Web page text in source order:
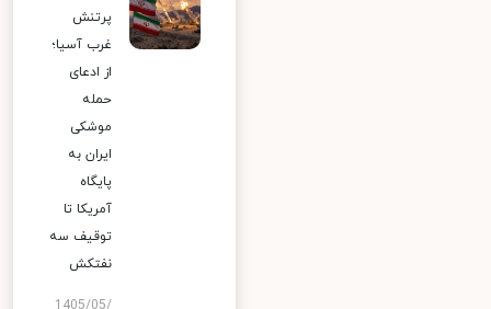
پرتنش
غرب آسیا؛
از ادعای
حمله
موشکی
ایران به
پایگاه
آمریکا تا
توقیف سه
نفتکش